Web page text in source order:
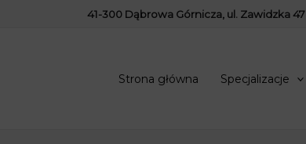
41-300 Dąbrowa Górnicza, ul. Zawidzka 47
Strona główna Specjalizacje